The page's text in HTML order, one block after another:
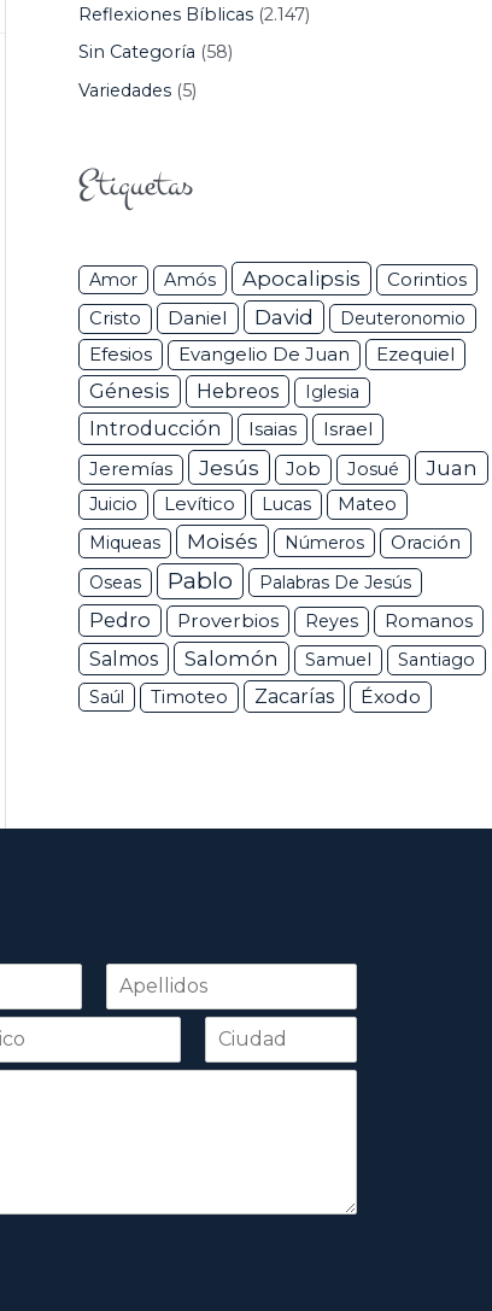
Reflexiones Bíblicas(2.147)
Sin Categoría (58)
Variedades(5)
Etiquetas
Amor Amós Apocalipsis Corintios
Cristo Daniel David Deuteronomio
Efesios Evangelio De Juan Ezequiel
Génesis Hebreos Iglesia
Introducción Isaias Israel
Jeremías Jesús Job Josué Juan
Juicio Levítico Lucas
Mateo
Miqueas
Moisés Números
Oración
Oseas
Pablo Palabras De Jesús
Pedro Proverbios Reyes
Romanos
Salmos
Salomón Samuel
Santiago
Saúl
Timoteo Zacarías Éxodo
Apellidos